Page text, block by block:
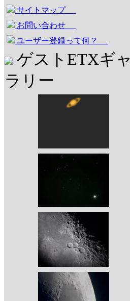
サイトマップ
お問い合わせ
ユーザー登録って何？
ゲストETXギャ
ラリー